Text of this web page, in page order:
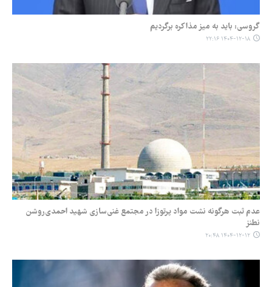
گروسی: باید به میز مذاکره برگردیم
۱۴۰۴-۱۲-۱۸ ۲۲:۱۶
عدم ثبت هرگونه نشت مواد پرتوزا در مجتمع غنی‌سازی شهید احمدی‌روشن
نطنز
۱۴۰۴-۱۲-۱۲ ۲۰:۴۸